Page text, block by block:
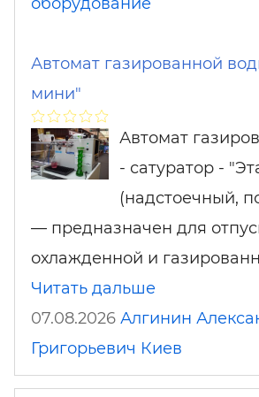
Автомат газированной
мини"
Автомат
- сатуратор -
(надстоечный,
— предназначен для
охлажденной и
Читать дальше
07.08.2026 Алгинин
Григорьевич Киев